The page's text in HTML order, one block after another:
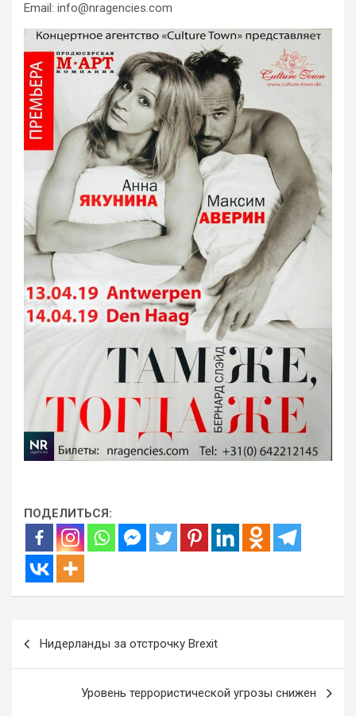
Email: info@nragencies.com
ПОДЕЛИТЬСЯ:
записям
Нидерланды за отстрочку Brexit
Уровень террористической угрозы снижен